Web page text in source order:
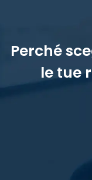
Perché
le tue